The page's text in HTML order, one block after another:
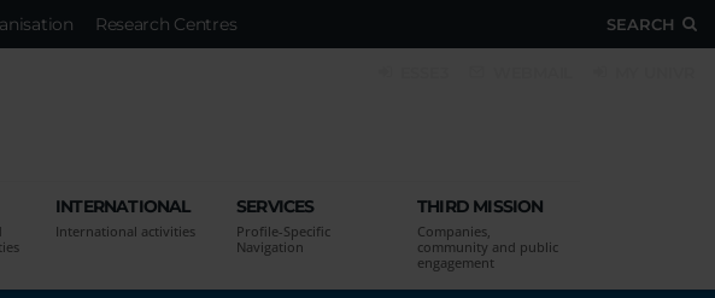
SEARCH
Research Centres
INTERNATIONAL
International activities
SERVICES
Profile-Specific
Navigation
THIRD MISSION
Companies,
community and public
engagement